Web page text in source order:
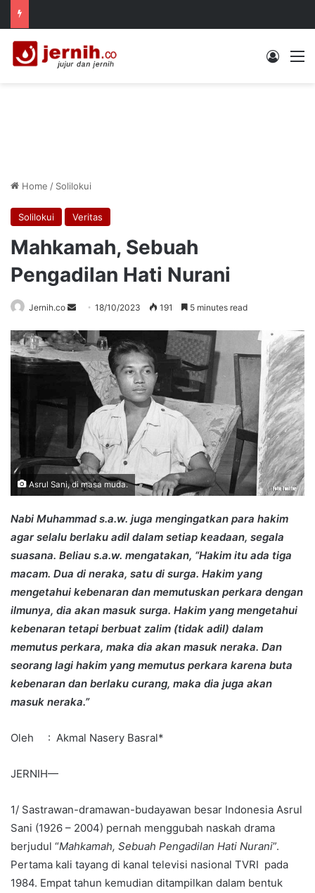
Log In
Home / Solilokui
Solilokui Veritas
Mahkamah, Sebuah
Pengadilan Hati Nurani
Jernih.co
Send
email
18/10/2023 191 5 minutes read
Asrul Sani, di masa muda.
Nabi Muhammad s.a.w. juga mengingatkan para hakim
agar selalu berlaku adil dalam setiap keadaan, segala
suasana. Beliau s.a.w. mengatakan, “Hakim itu ada tiga
macam. Dua di neraka, satu di surga. Hakim yang
mengetahui kebenaran dan memutuskan perkara dengan
ilmunya, dia akan masuk surga. Hakim yang mengetahui
kebenaran tetapi berbuat zalim (tidak adil) dalam
memutus perkara, maka dia akan masuk neraka. Dan
seorang lagi hakim yang memutus perkara karena buta
kebenaran dan berlaku curang, maka dia juga akan
masuk neraka.”
Oleh : Akmal Nasery Basral*
JERNIH—
1/ Sastrawan-dramawan-budayawan besar Indonesia Asrul
Sani (1926 – 2004) pernah menggubah naskah drama
berjudul “Mahkamah, Sebuah Pengadilan Hati Nurani”.
Pertama kali tayang di kanal televisi nasional TVRI pada
1984. Empat tahun kemudian ditampilkan dalam bentuk